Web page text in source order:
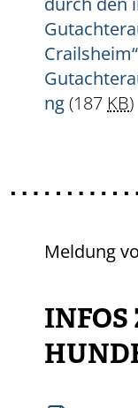
ng(187 KB)
Meldung
INFOS